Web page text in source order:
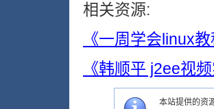
相关资源:
《一周学会linux
《韩顺平 j2ee视
本站提供的资